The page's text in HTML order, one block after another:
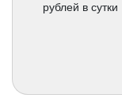
рублей в сутки